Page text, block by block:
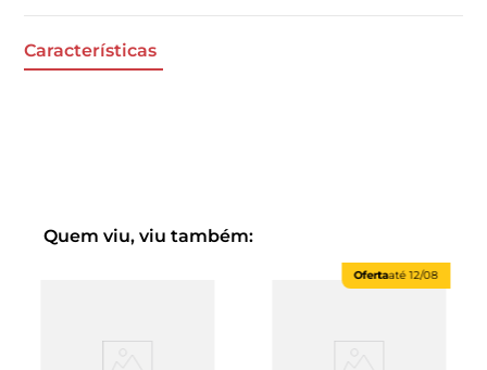
Características
Quem viu, viu também:
Ofertaaté12/08